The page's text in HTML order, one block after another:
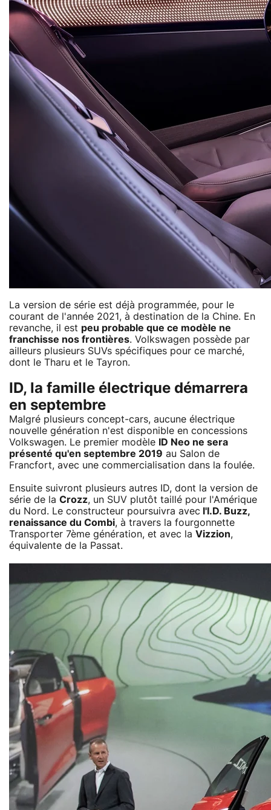
La version de série est déjà programmée, pour le
courant de l'année 2021, à destination de la Chine. En
revanche, il est peu probable que ce modèle ne
franchisse nos frontières. Volkswagen possède par
ailleurs plusieurs SUVs spécifiques pour ce marché,
dont le Tharu et le Tayron.
ID, la famille électrique démarrera
en septembre
Malgré plusieurs concept-cars, aucune électrique
nouvelle génération n'est disponible en concessions
Volkswagen. Le premier modèle
ID Neo ne sera
présenté qu'en septembre 2019 au Salon de
Francfort, avec une commercialisation dans la foulée.
Ensuite suivront plusieurs autres ID, dont la version de
série de la Crozz, un SUV plutôt taillé pour l'Amérique
du Nord. Le constructeur poursuivra avec l' I.D. Buzz,
renaissance du Combi, à travers la fourgonnette
Transporter 7ème génération, et avec la Vizzion,
équivalente de la Passat.